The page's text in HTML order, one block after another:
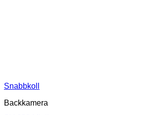
Snabbkoll
Backkamera